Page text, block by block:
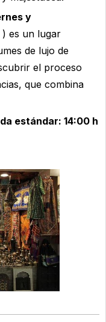
y
) es un lugar
de lujo de
el proceso
que combina
estándar: 14:00 h